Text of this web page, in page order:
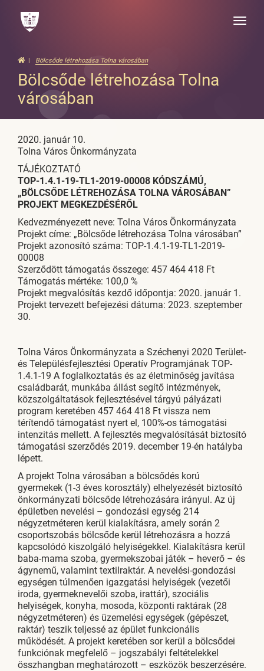
Toggle
Bölcsőde létrehozása Tolna városában
Bölcsőde létrehozása Tolna
városában
2020. január 10.
Tolna Város Önkormányzata
TÁJÉKOZTATÓ
TOP-1.4.1-19-TL1-2019-00008 KÓDSZÁMÚ,
„BÖLCSŐDE LÉTREHOZÁSA TOLNA VÁROSÁBAN”
PROJEKT MEGKEZDÉSÉRŐL
Kedvezményezett neve: Tolna Város Önkormányzata
Projekt címe: „Bölcsőde létrehozása Tolna városában”
Projekt azonosító száma: TOP-1.4.1-19-TL1-2019-
00008
Szerződött támogatás összege: 457 464 418 Ft
Támogatás mértéke: 100,0 %
Projekt megvalósítás kezdő időpontja: 2020. január 1.
Projekt tervezett befejezési dátuma: 2023. szeptember
30.
Tolna Város Önkormányzata a Széchenyi 2020 Terület-
és Településfejlesztési Operatív Programjának TOP-
1.4.1-19 A foglalkoztatás és az életminőség javítása
családbarát, munkába állást segítő intézmények,
közszolgáltatások fejlesztésével tárgyú pályázati
program keretében 457 464 418 Ft vissza nem
térítendő támogatást nyert el, 100%-os támogatási
intenzitás mellett. A fejlesztés megvalósítását biztosító
támogatási szerződés 2019. december 19-én hatályba
lépett.
A projekt Tolna városában a bölcsődés korú
gyermekek (1-3 éves korosztály) elhelyezését biztosító
önkormányzati bölcsőde létrehozására irányul. Az új
épületben nevelési – gondozási egység 214
négyzetméteren kerül kialakításra, amely során 2
csoportszobás bölcsőde kerül létrehozásra a hozzá
kapcsolódó kiszolgáló helyiségekkel. Kialakításra kerül
baba-mama szoba, gyermekszobai játék – heverő – és
ágynemű, valamint textilraktár. A nevelési-gondozási
egységen túlmenően igazgatási helyiségek (vezetői
iroda, gyermeknevelői szoba, irattár), szociális
helyiségek, konyha, mosoda, központi raktárak (28
négyzetméteren) és üzemelési egységek (gépészet,
raktár) teszik teljessé az épület funkcionális
működését. A projekt keretében sor kerül a bölcsődei
funkciónak megfelelő – jogszabályi feltételekkel
összhangban meghatározott – eszközök beszerzésére.